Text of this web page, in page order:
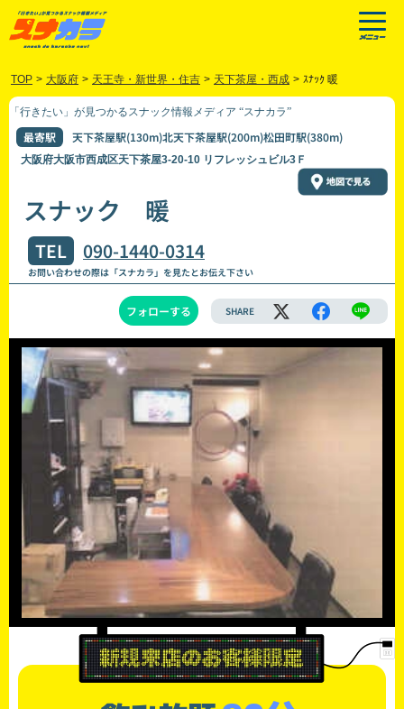
TOP > 大阪府 > 天王寺・新世界・住吉 > 天下茶屋・西成 > ｽﾅｯｸ 暖
「行きたい」が見つかるスナック情報メディア “スナカラ”
最寄駅 天下茶屋駅(130m)北天下茶屋駅(200m)松田町駅(380m)
大阪府大阪市西成区天下茶屋3-20-10 リフレッシュビル3Ｆ
スナック 暖
TEL 090-1440-0314
お問い合わせの際は「スナカラ」を見たとお伝え下さい
フォローする SHARE